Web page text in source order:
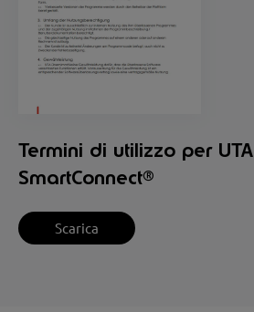
Termini di utilizzo per UTA
SmartConnect®
Scarica